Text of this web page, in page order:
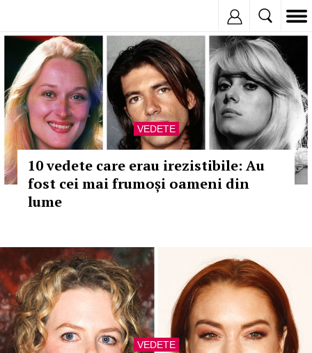
VEDETE
10 vedete care erau irezistibile: Au
fost cei mai frumoși oameni din
lume
VEDETE